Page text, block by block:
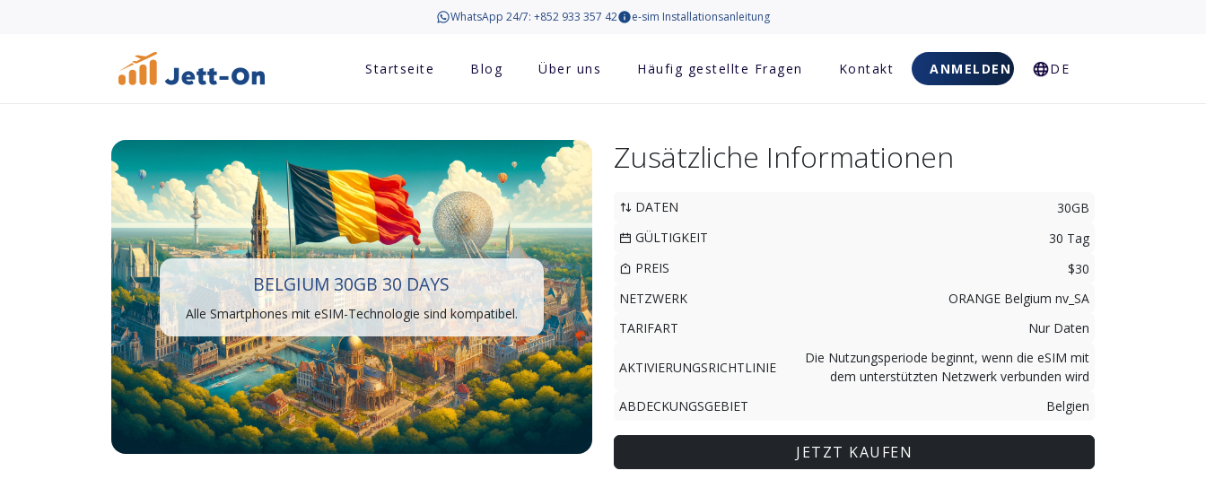
WhatsApp 24/7: +852 933 357 42 e-sim Installationsanleitung
Startseite Blog Über uns Häufig gestellte Fragen Kontakt ANMELDEN DE
BELGIUM 30GB 30 DAYS
Alle Smartphones mit eSIM-Technologie sind kompatibel.
Zusätzliche Informationen
DATEN
30GB
GÜLTIGKEIT
30 Tag
PREIS
$30
NETZWERK
ORANGE Belgium nv_SA
TARIFART
Nur Daten
AKTIVIERUNGSRICHTLINIE
Die Nutzungsperiode beginnt, wenn die eSIM mit
dem unterstützten Netzwerk verbunden wird
ABDECKUNGSGEBIET
Belgien
JETZT KAUFEN